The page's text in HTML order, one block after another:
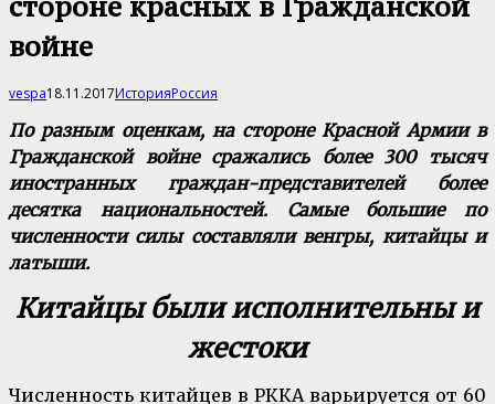
войне
vespa18.11.2017ИсторияРоссия
По разным оценкам, на стороне Красной Армии в
Гражданской войне сражались более 300 тысяч
иностранных граждан-представителей более
десятка национальностей. Самые большие по
численности силы составляли венгры, китайцы и
латыши.
Китайцы были исполнительны и
жестоки
Численность китайцев в РККА варьируется от 60